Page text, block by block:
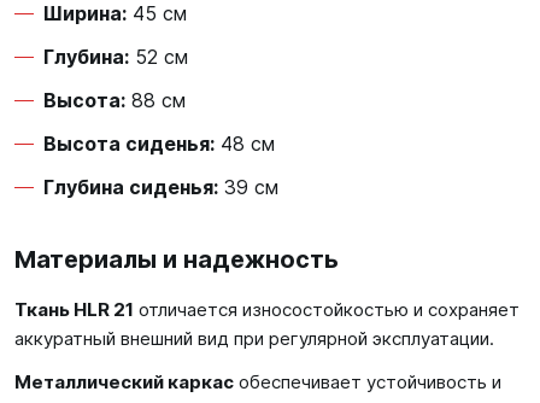
Ширина: 45 см
Глубина: 52 см
Высота: 88 см
Высота сиденья: 48 см
Глубина сиденья: 39 см
Материалы и надежность
Ткань HLR 21 отличается износостойкостью и сохраняет
аккуратный внешний вид при регулярной эксплуатации.
Металлический каркас обеспечивает устойчивость и